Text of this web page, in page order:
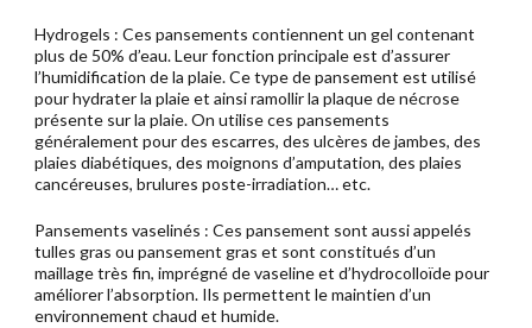
Hydrogels : Ces pansements contiennent un gel contenant
plus de 50% d’eau. Leur fonction principale est d’assurer
l’humidification de la plaie. Ce type de pansement est utilisé
pour hydrater la plaie et ainsi ramollir la plaque de nécrose
présente sur la plaie. On utilise ces pansements
généralement pour des escarres, des ulcères de jambes, des
plaies diabétiques, des moignons d’amputation, des plaies
cancéreuses, brulures poste-irradiation… etc.
Pansements vaselinés : Ces pansement sont aussi appelés
tulles gras ou pansement gras et sont constitués d’un
maillage très fin, imprégné de vaseline et d’hydrocolloïde pour
améliorer l’absorption. Ils permettent le maintien d’un
environnement chaud et humide.